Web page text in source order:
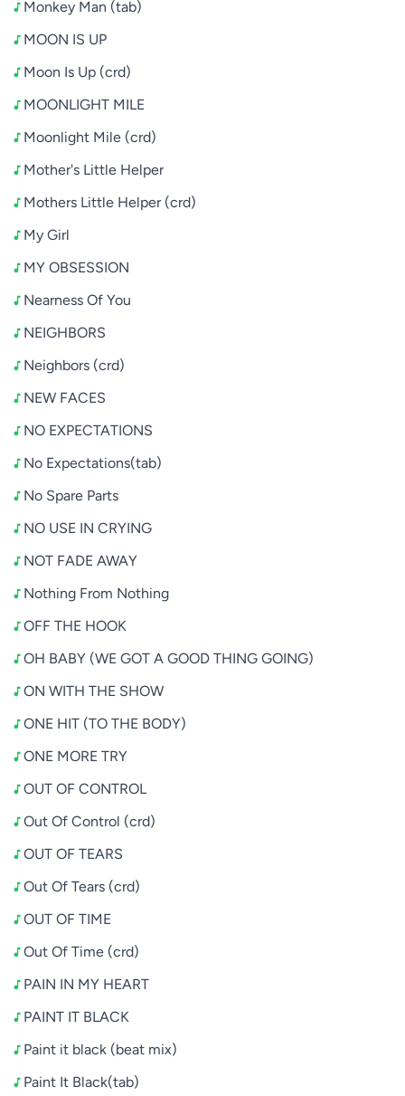
Monkey Man (tab)
MOON IS UP
Moon Is Up (crd)
MOONLIGHT MILE
Moonlight Mile (crd)
Mother's Little Helper
Mothers Little Helper (crd)
My Girl
MY OBSESSION
Nearness Of You
NEIGHBORS
Neighbors (crd)
NEW FACES
NO EXPECTATIONS
No Expectations(tab)
No Spare Parts
NO USE IN CRYING
NOT FADE AWAY
Nothing From Nothing
OFF THE HOOK
OH BABY (WE GOT A GOOD THING GOING)
ON WITH THE SHOW
ONE HIT (TO THE BODY)
ONE MORE TRY
OUT OF CONTROL
Out Of Control (crd)
OUT OF TEARS
Out Of Tears (crd)
OUT OF TIME
Out Of Time (crd)
PAIN IN MY HEART
PAINT IT BLACK
Paint it black (beat mix)
Paint It Black(tab)